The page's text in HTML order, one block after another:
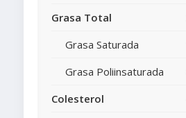
Grasa Total
Grasa Saturada
Grasa Poliinsaturada
Colesterol